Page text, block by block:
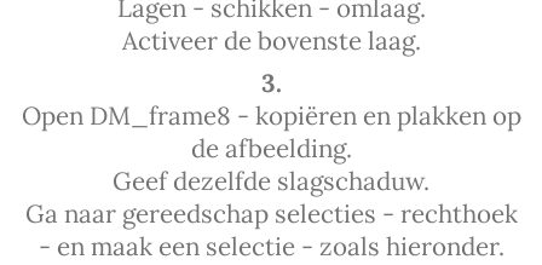
Lagen - schikken - omlaag.
Activeer de bovenste laag.
3.
Open DM_frame8 - kopiëren en plakken op
de afbeelding.
Geef dezelfde slagschaduw.
Ga naar gereedschap selecties - rechthoek
- en maak een selectie - zoals hieronder.